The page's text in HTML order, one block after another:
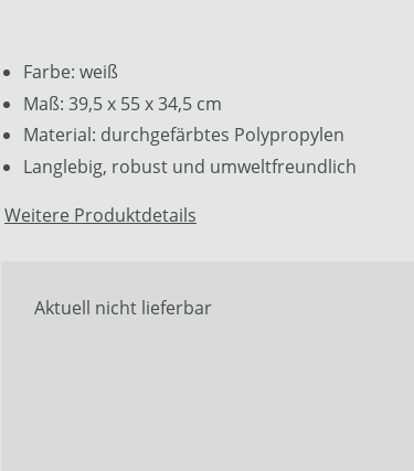
Farbe: weiß
Maß: 39,5 x 55 x 34,5 cm
Material: durchgefärbtes Polypropylen
Langlebig, robust und umweltfreundlich
Weitere Produktdetails
Aktuell nicht lieferbar